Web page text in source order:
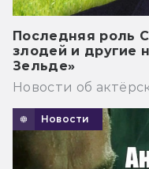
Последняя роль
злодей и другие
Зельде»
Новости об
Новости